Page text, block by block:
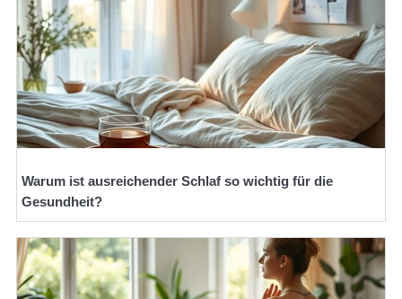
Warum ist ausreichender Schlaf so wichtig für die
Gesundheit?